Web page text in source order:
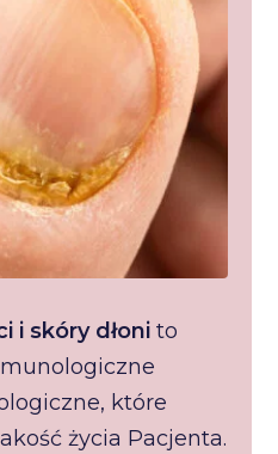
i skóry dłonito
które
życia Pacjenta.